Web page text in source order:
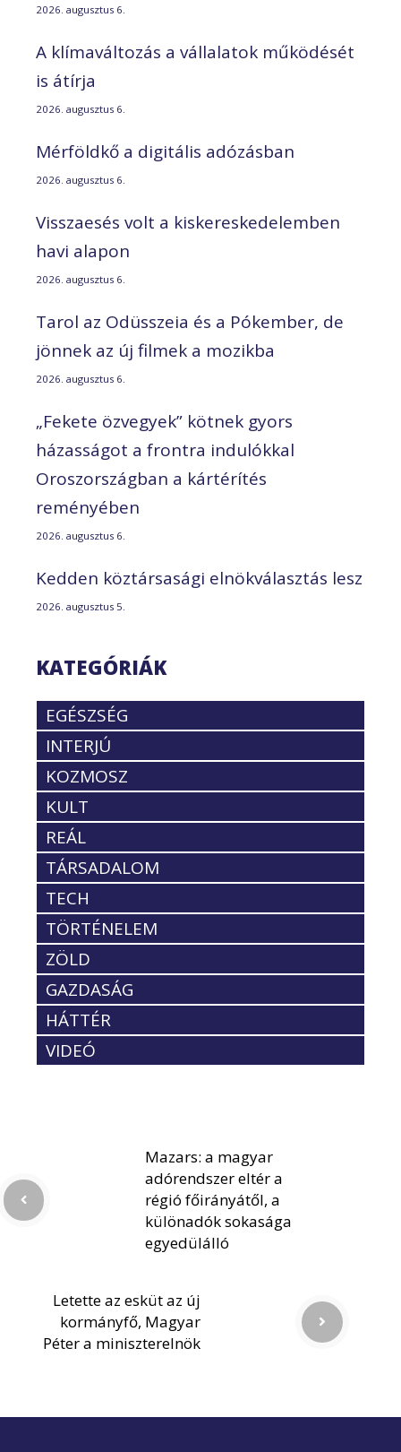
2026. augusztus 6.
A klímaváltozás a vállalatok működését
is átírja
2026. augusztus 6.
Mérföldkő a digitális adózásban
2026. augusztus 6.
Visszaesés volt a kiskereskedelemben
havi alapon
2026. augusztus 6.
Tarol az Odüsszeia és a Pókember, de
jönnek az új filmek a mozikba
2026. augusztus 6.
„Fekete özvegyek” kötnek gyors
házasságot a frontra indulókkal
Oroszországban a kártérítés
reményében
2026. augusztus 6.
Kedden köztársasági elnökválasztás lesz
2026. augusztus 5.
KATEGÓRIÁK
EGÉSZSÉG
INTERJÚ
KOZMOSZ
KULT
REÁL
TÁRSADALOM
TECH
TÖRTÉNELEM
ZÖLD
GAZDASÁG
HÁTTÉR
VIDEÓ
Mazars: a magyar
adórendszer eltér a
régió főirányátől, a
különadók sokasága
egyedülálló
Letette az esküt az új
kormányfő, Magyar
Péter a miniszterelnök